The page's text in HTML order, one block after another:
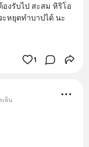
งรับไป สะสม หิริโอ
หยุดทำบาปได้ นะ
1
เห็น